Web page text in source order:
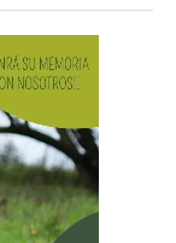
se brindó